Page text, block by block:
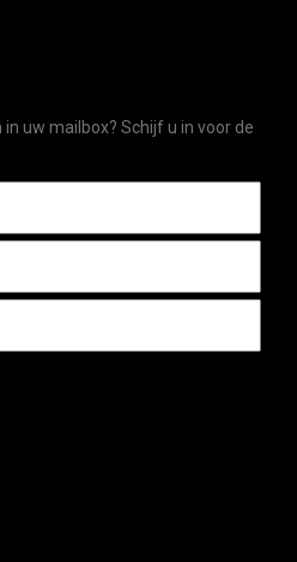
uw mailbox? Schijf u in voor de